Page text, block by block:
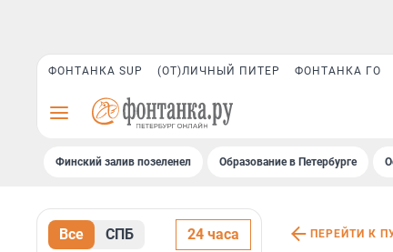
ФОНТАНКА SUP (ОТ)ЛИЧНЫЙ ПИТЕР ФОНТАНКА ГО
Финский залив позеленел Образование в Петербурге
Все СПБ 24 часа ПЕРЕЙТИ К